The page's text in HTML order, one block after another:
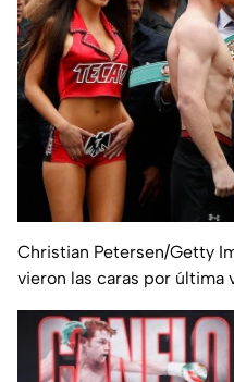
Christian Petersen/Getty
vieron las caras por última